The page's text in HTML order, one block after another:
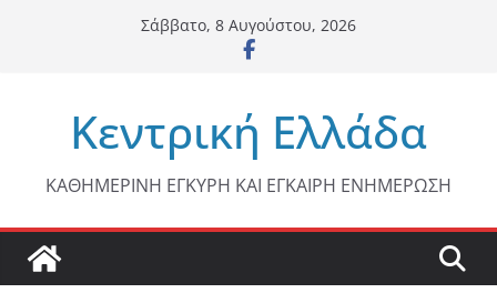
Σάββατο, 8 Αυγούστου, 2026
Κεντρική Ελλάδα
ΚΑΘΗΜΕΡΙΝΗ ΕΓΚΥΡΗ ΚΑΙ ΕΓΚΑΙΡΗ ΕΝΗΜΕΡΩΣΗ